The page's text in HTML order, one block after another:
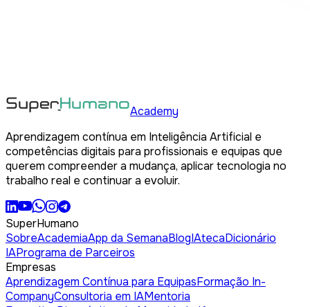
Academy
Aprendizagem contínua em Inteligência Artificial e
competências digitais para profissionais e equipas que
querem compreender a mudança, aplicar tecnologia no
trabalho real e continuar a evoluir.
SuperHumano
SobreAcademiaApp da SemanaBlogIAtecaDicionário
IAPrograma de Parceiros
Empresas
Aprendizagem Contínua para EquipasFormação In-
CompanyConsultoria em IAMentoria